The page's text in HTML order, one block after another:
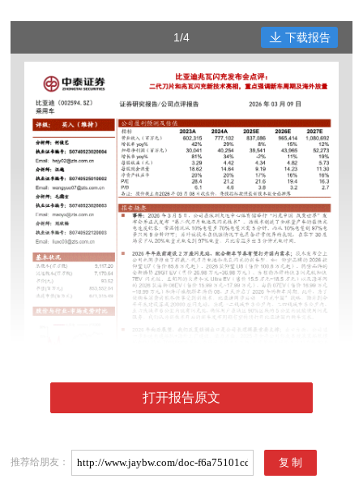
1/4 下载报告
打开报告原文
推荐给朋友：